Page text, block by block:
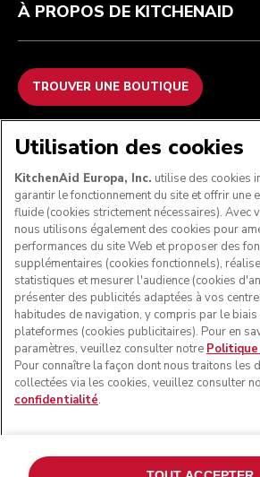
À PROPOS DE KITCHENAID
TROUVER UNE BOUTIQUE
NOUS ACCEPTONS
SUIVEZ-NOUS
forme du robot pâtissier
commerciales aux États-Unis
Utilisation des cookies
KitchenAid Europa, Inc. utilise des cookies
garantir le fonctionnement du site et offrir une
fluide (cookies strictement nécessaires). Avec
nous utilisons également des cookies pour
performances du site Web et proposer des
supplémentaires (cookies fonctionnels),
statistiques et mesurer l'audience (cookies
présenter des publicités adaptées à vos
habitudes de navigation, y compris par le
plateformes (cookies publicitaires). Pour en
paramètres, veuillez consulter notre
Pour connaître la façon dont nous traitons les
collectées via les cookies, veuillez consulter
confidentialité.